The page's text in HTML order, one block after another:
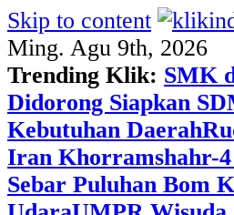
Skip to content
Ming. Agu 9th, 2026
Trending Klik: SMK
Didorong Siapkan
Kebutuhan Daerah
Iran Khorramshahr-
Sebar Puluhan Bom